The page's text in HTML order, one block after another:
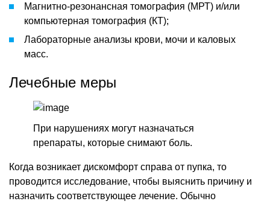
Магнитно-резонансная томография (МРТ) и/или
компьютерная томография (КТ);
Лабораторные анализы крови, мочи и каловых
масс.
Лечебные меры
При нарушениях могут назначаться
препараты, которые снимают боль.
Когда возникает дискомфорт справа от пупка, то
проводится исследование, чтобы выяснить причину и
назначить соответствующее лечение. Обычно